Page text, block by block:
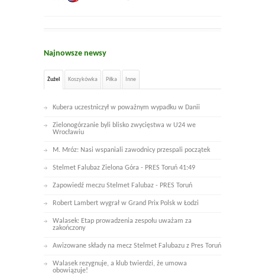
Najnowsze newsy
Żużel Koszykówka Piłka Inne
Kubera uczestniczył w poważnym wypadku w Danii
Zielonogórzanie byli blisko zwycięstwa w U24 we
Wrocławiu
M. Mróz: Nasi wspaniali zawodnicy przespali początek
Stelmet Falubaz Zielona Góra - PRES Toruń 41:49
Zapowiedź meczu Stelmet Falubaz - PRES Toruń
Robert Lambert wygrał w Grand Prix Polsk w Łodzi
Walasek: Etap prowadzenia zespołu uważam za
zakończony
Awizowane składy na mecz Stelmet Falubazu z Pres Toruń
Walasek rezygnuje, a klub twierdzi, że umowa
obowiązuje!